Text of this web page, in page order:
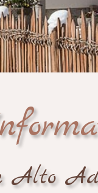
Alto